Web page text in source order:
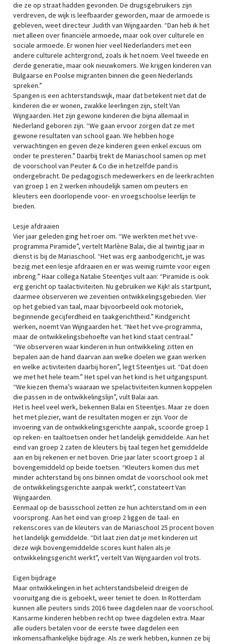
die ze op straat hadden gevonden. De drugsgebruikers zijn
verdreven, de wijk is leefbaarder geworden, maar de armoede is
gebleven, weet directeur Judith van Wijngaarden. “Dan heb ik het
niet alleen over financiële armoede, maar ook over culturele en
sociale armoede. Er wonen hier veel Nederlanders met een
andere culturele achtergrond, zoals ik het noem. Veel tweede en
derde generatie, maar ook nieuwkomers. We krijgen kinderen van
Bulgaarse en Poolse migranten binnen die geen Nederlands
spreken.”
Spangen is een achterstandswijk, maar dat betekent niet dat de
kinderen die er wonen, zwakke leerlingen zijn, stelt Van
Wijngaarden. Het zijn gewone kinderen die bijna allemaal in
Nederland geboren zijn. “We gaan ervoor zorgen dat ze met
gewone resultaten van school gaan. We hebben hoge
verwachtingen en geven deze kinderen geen enkel excuus om
onder te presteren.” Daarbij trekt de Mariaschool samen op met
de voorschool van Peuter & Co die in hetzelfde pand is
ondergebracht. De pedagogisch medewerkers en de leerkrachten
van groep 1 en 2 werken inhoudelijk samen om peuters en
kleuters een doorlopende voor- en vroegschoolse leerlijn te
bieden.
Lesje afdraaien
Vier jaar geleden ging het roer om. “We werkten met het vve-
programma Piramide”, vertelt Marlène Balai, die al twintig jaar in
dienst is bij de Mariaschool. “Het was erg aanbodgericht, je was
bezig met een lesje afdraaien en er was weinig ruimte voor eigen
inbreng.” Haar collega Natalie Steentjes vult aan: “Piramide is ook
erg gericht op taalactiviteiten. Nu gebruiken we Kijk! als startpunt,
daarmee observeren we zeventien ontwikkelingsgebieden. Vier
op het gebied van taal, maar bijvoorbeeld ook motoriek,
beginnende gecijferdheid en taakgerichtheid.” Kindgericht
werken, noemt Van Wijngaarden het. “Niet het vve-programma,
maar de ontwikkelingsbehoefte van het kind staat centraal.”
“We observeren waar kinderen in hun ontwikkeling zitten en
bepalen aan de hand daarvan aan welke doelen we gaan werken
en welke activiteiten daarbij horen”, legt Steentjes uit. “Dat doen
we met het hele team.” Het spel van het kind is het uitgangspunt.
“We kiezen thema’s waaraan we spelactiviteiten kunnen koppelen
die passen in de ontwikkelingslijn”, vult Balai aan.
Het is heel veel werk, bekennen Balai en Steentjes. Maar ze doen
het met plezier, want de resultaten mogen er zijn. Voor de
invoering van de ontwikkelingsgerichte aanpak, scoorde groep 1
op reken- en taaltoetsen onder het landelijk gemiddelde. Aan het
eind van groep 2 zaten de kleuters bij taal tegen het gemiddelde
aan en bij rekenen er net boven. Drie jaar later scoort groep 1 al
bovengemiddeld op beide toetsen. “Kleuters komen dus met
minder achterstand bij ons binnen omdat de voorschool ook met
de ontwikkelingsgerichte aanpak werkt”, constateert Van
Wijngaarden.
Eenmaal op de basisschool zetten ze hun achterstand om in een
voorsprong. Aan het eind van groep 2 liggen de taal- en
rekenscores van de kleuters van de Mariaschool 25 procent boven
het landelijk gemiddelde. “Dit laat zien dat je met kinderen uit
deze wijk bovengemiddelde scores kunt halen als je
ontwikkelingsgericht werkt”, vertelt Van Wijngaarden vol trots.
Eigen bijdrage
Maar ontwikkelingen in het achterstandsbeleid dreigen de
vooruitgang die is geboekt, weer teniet te doen. In Rotterdam
kunnen alle peuters sinds 2016 twee dagdelen naar de voorschool.
Kansarme kinderen hebben recht op twee dagdelen extra. Maar
alle ouders betalen voor de eerste twee dagdelen een
inkomensafhankelijke bijdrage. Als ze werk hebben, kunnen ze bij